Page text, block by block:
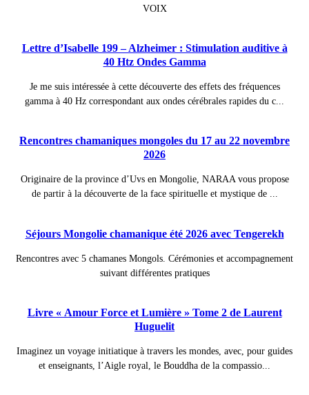
VOIX
Lettre d’Isabelle 199 – Alzheimer : Stimulation auditive à
40 Htz Ondes Gamma
Je me suis intéressée à cette découverte des effets des fréquences
gamma à 40 Hz correspondant aux ondes cérébrales rapides du c...
Rencontres chamaniques mongoles du 17 au 22 novembre
2026
Originaire de la province d’Uvs en Mongolie, NARAA vous propose
de partir à la découverte de la face spirituelle et mystique de ...
Séjours Mongolie chamanique été 2026 avec Tengerekh
Rencontres avec 5 chamanes Mongols. Cérémonies et accompagnement
suivant différentes pratiques
Livre « Amour Force et Lumière » Tome 2 de Laurent
Huguelit
Imaginez un voyage initiatique à travers les mondes, avec, pour guides
et enseignants, l’Aigle royal, le Bouddha de la compassio...